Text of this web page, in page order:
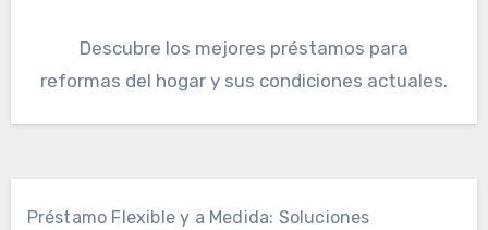
Descubre los mejores préstamos para
reformas del hogar y sus condiciones actuales.
Préstamo Flexible y a Medida: Soluciones